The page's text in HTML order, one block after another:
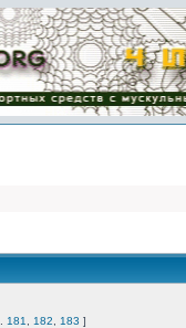
181 182 183 ]